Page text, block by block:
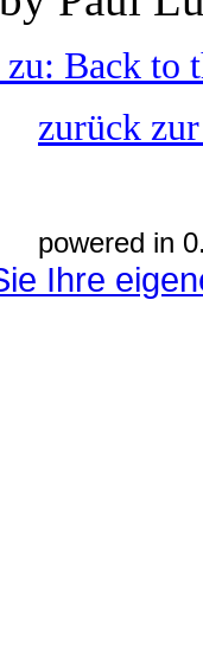
Back to
zurück
powered in
Ihre